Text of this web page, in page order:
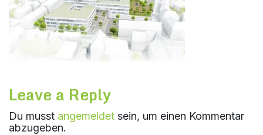
Leave a Reply
Du musst angemeldet sein, um einen Kommentar
abzugeben.